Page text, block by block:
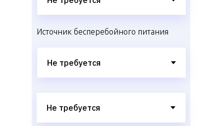
Источник бесперебойного питания